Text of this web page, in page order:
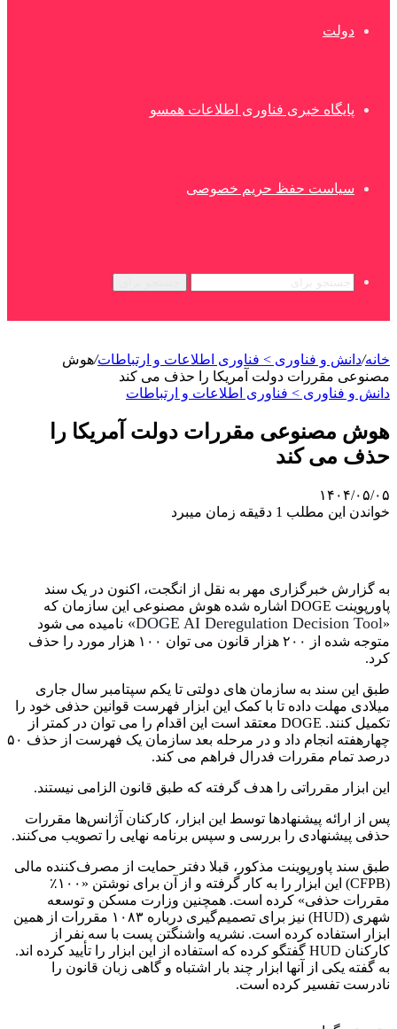
دولت
پایگاه خبری فناوری اطلاعات همسو
سیاست حفظ حریم خصوصی
خانه/دانش و فناوری > فناوری اطلاعات و ارتباطات/هوش
مصنوعی مقررات دولت آمریکا را حذف می کند
دانش و فناوری > فناوری اطلاعات و ارتباطات
هوش مصنوعی مقررات دولت آمریکا را
حذف می کند
۱۴۰۴/۰۵/۰۵
خواندن این مطلب 1 دقیقه زمان میبرد
به گزارش خبرگزاری مهر به نقل از انگجت، اکنون در یک سند
پاورپوینت DOGE اشاره شده هوش مصنوعی این سازمان که
«
DOGE AI Deregulation Decision Tool»
نامیده می شود
متوجه شده از ۲۰۰ هزار قانون می توان ۱۰۰ هزار مورد را حذف
کرد.
طبق این سند به سازمان های دولتی تا یکم سپتامبر سال جاری
میلادی مهلت داده تا با کمک این ابزار فهرست قوانین حذفی خود را
تکمیل کنند. DOGE معتقد است این اقدام را می توان در کمتر از
چهارهفته انجام داد و در مرحله بعد سازمان یک فهرست از حذف ۵۰
درصد تمام مقررات فدرال فراهم می کند.
این ابزار مقرراتی را هدف گرفته که طبق قانون الزامی نیستند.
پس از ارائه پیشنهادها توسط این ابزار، کارکنان آژانس‌ها مقررات
حذفی پیشنهادی را بررسی و سپس برنامه نهایی را تصویب می‌کنند.
طبق سند پاورپوینت مذکور، قبلا دفتر حمایت از مصرف‌کننده مالی
(CFPB) این ابزار را به کار گرفته و از آن برای نوشتن «۱۰۰٪
مقررات‌ حذفی» کرده است. همچنین وزارت مسکن و توسعه
شهری (HUD) نیز برای تصمیم‌گیری درباره ۱۰۸۳ مقررات از همین
ابزار استفاده کرده است. نشریه واشنگتن پست با سه نفر از
کارکنان HUD گفتگو کرده که استفاده از این ابزار را تأیید کرده اند.
به گفته یکی از آنها ابزار چند بار اشتباه و گاهی زبان قانون را
نادرست تفسیر کرده است.